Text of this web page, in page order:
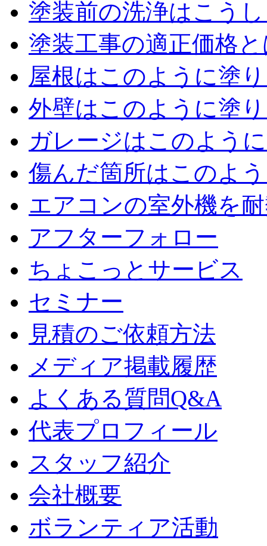
塗装前の洗浄はこう
塗装工事の適正価格
屋根はこのように塗
外壁はこのように塗
ガレージはこのよう
傷んだ箇所はこのよ
エアコンの室外機を
アフターフォロー
ちょこっとサービス
セミナー
見積のご依頼方法
メディア掲載履歴
よくある質問Q&A
代表プロフィール
スタッフ紹介
会社概要
ボランティア活動